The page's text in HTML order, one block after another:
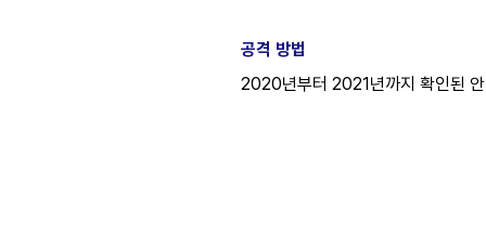
공격 방법
2020년부터 2021년까지 확인된